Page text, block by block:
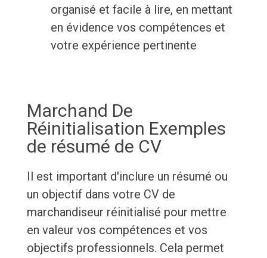
organisé et facile à lire, en mettant
en évidence vos compétences et
votre expérience pertinente
Marchand De
Réinitialisation Exemples
de résumé de CV
Il est important d'inclure un résumé ou
un objectif dans votre CV de
marchandiseur réinitialisé pour mettre
en valeur vos compétences et vos
objectifs professionnels. Cela permet